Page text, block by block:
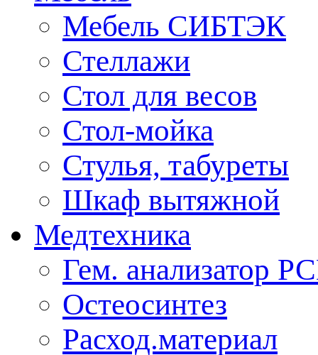
Мебель СИБТЭК
Стеллажи
Стол для весов
Стол-мойка
Стулья, табуреты
Шкаф вытяжной
Медтехника
Гем. анализатор
Остеосинтез
Расход.материал